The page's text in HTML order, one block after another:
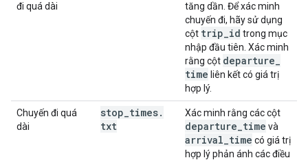
đi quá dài
tăng dần. Để xác minh
chuyến đi, hãy sử dụng
cột trip id trong mục
nhập đầu tiên. Xác minh
rằng cột departure
time liên kết có giá trị
hợp lý.
Chuyến đi quá
dài
stop times.
txt
Xác minh rằng các cột
departure time và
arrival time có giá trị
hợp lý phản ánh các điều